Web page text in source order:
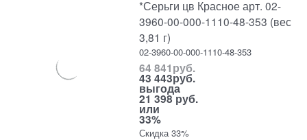
*Серьги цв Красное арт. 02-
3960-00-000-1110-48-353 (вес
3,81 г)
02-3960-00-000-1110-48-353
64 841руб.
43 443руб.
выгода
21 398 руб.
или
33%
Скидка 33%